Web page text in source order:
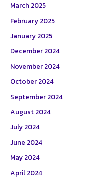
March 2025
February 2025
January 2025
December 2024
November 2024
October 2024
September 2024
August 2024
July 2024
June 2024
May 2024
April 2024